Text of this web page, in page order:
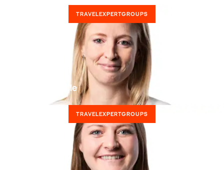
TRAVELEXPERTGROUPS
Kontakt Michelle
TRAVELEXPERTGROUPS